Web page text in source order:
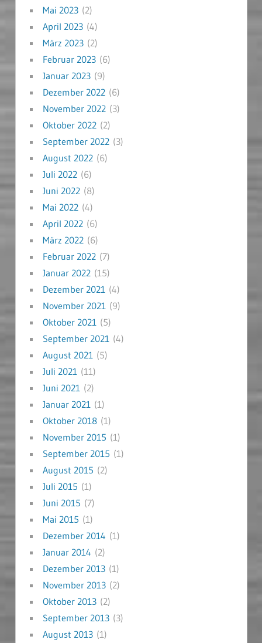
Mai 2023(2)
April 2023(4)
März 2023(2)
Februar 2023(6)
Januar 2023(9)
Dezember 2022(6)
November 2022(3)
Oktober 2022(2)
September 2022(3)
August 2022(6)
Juli 2022(6)
Juni 2022(8)
Mai 2022(4)
April 2022(6)
März 2022(6)
Februar 2022(7)
Januar 2022(15)
Dezember 2021 (4)
November 2021 (9)
Oktober 2021 (5)
September 2021 (4)
August 2021 (5)
Juli 2021 (11)
Juni 2021 (2)
Januar 2021 (1)
Oktober 2018(1)
November 2015 (1)
September 2015 (1)
August 2015 (2)
Juli 2015 (1)
Juni 2015 (7)
Mai 2015 (1)
Dezember 2014 (1)
Januar 2014 (2)
Dezember 2013(1)
November 2013(2)
Oktober 2013(2)
September 2013(3)
August 2013(1)